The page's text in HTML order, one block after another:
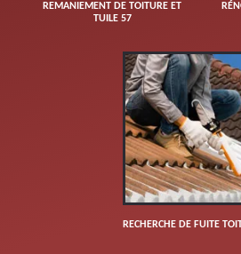
REMANIEMENT DE TOITURE ET
TUILE 57
RECHERCHE DE FUITE